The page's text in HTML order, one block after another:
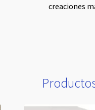
creaciones